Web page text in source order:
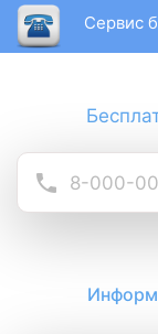
Сервис